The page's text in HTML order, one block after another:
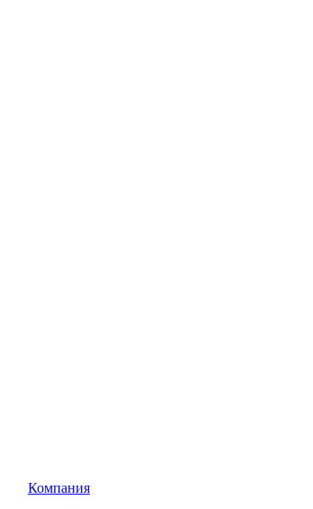
Компания